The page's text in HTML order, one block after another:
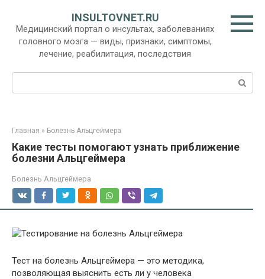
контенту
INSULTOVNET.RU
Медицинский портал о инсультах, заболеваниях
головного мозга — виды, признаки, симптомы,
лечение, реабилитация, последствия
Главная » Болезнь Альцгеймера
Какие тесты помогают узнать приближение
болезни Альцгеймера
Болезнь Альцгеймера
Тест на болезнь Альцгеймера — это методика,
позволяющая выяснить есть ли у человека